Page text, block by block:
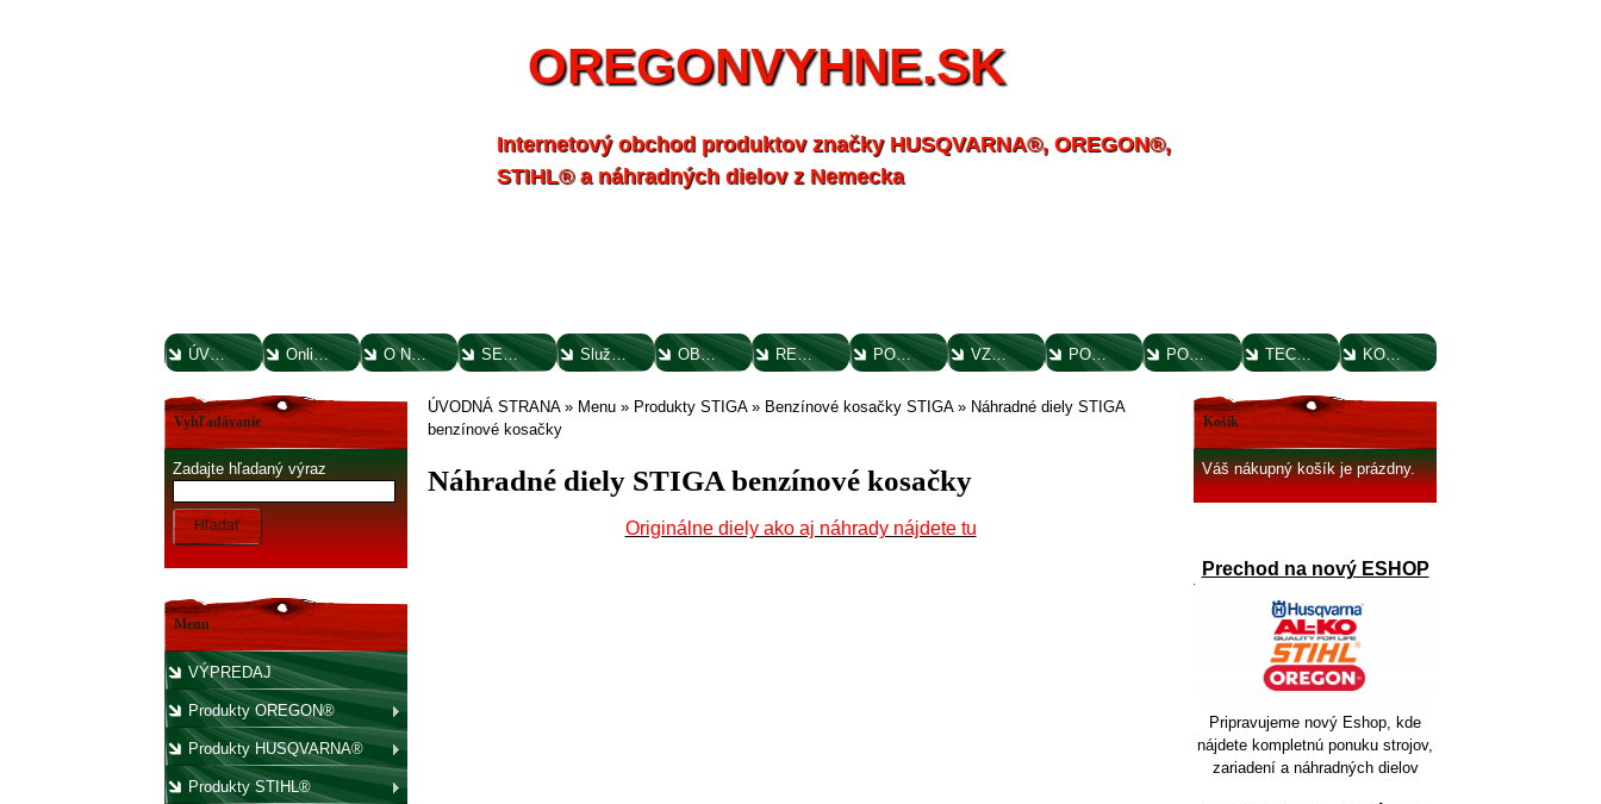
OREGONVYHNE.SK
Internetový obchod produktov značky HUSQVARNA®, OREGON®,
STIHL® a náhradných dielov z Nemecka
ÚVODNÁ STRANA Online parts katalógy O NÁS SERVIS Služby - záhrada OBCHODNÉ PODMIENKY REKLAMAČNÝ PORIADOK POTVRDENIE O VYTKNUTÍ VADY VZOROVÝ FORMULÁR ODSTÚPENIA OD ZMLUVY POUČENIE O UPLATNENÍ PRÁVA SPOTREBITEĽA PORADENSTVO TECHNICKÉ VÝKRESY KONTAKT
Vyhľadávanie
Zadajte hľadaný výraz
Hľadať
Menu
VÝPREDAJ
Produkty OREGON®
Produkty HUSQVARNA®
Produkty STIHL®
ÚVODNÁ STRANA» Menu » Produkty STIGA» Benzínové kosačky STIGA» Náhradné diely STIGA
benzínové kosačky
Náhradné diely STIGA benzínové kosačky
Originálne diely ako aj náhrady nájdete tu
Košík
Váš nákupný košík je prázdny.
Prechod na nový ESHOP
Pripravujeme nový Eshop, kde
nájdete kompletnú ponuku strojov,
zariadení a náhradných dielov